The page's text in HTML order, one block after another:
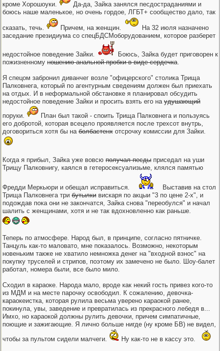
кроме Хорошоуки.
Да-да, Зайка занялся песдостраданиями и
боюсь наше маленькое, но очень гордое, ЛГБТ+ сообщество дало, так
сказать, течь. Причем, на женщин.
На 32 июля назначено
заседание президиума со спецБДСМоборудованием, которое разберет
недостойное поведение Зайки.
Боюсь, Зайка будет приговорен к
пожизненному ношению анальной пробки в виде сердечка.
Я спецом забронил диванчег возле "офицерского" столика Трища
Палковнега, который по агентурным сведениям должен был приехать
на отдых. И в неформальной обстановке я планировал обсудить
недостойное поведение Зайки и просить взять его на удушающий
поруки.
План был такой - споить Трища Палковнега и пользуясь
его добротой, которая всецело проявляется после трехсот внутрь,
договориться хотя бы на болбастенх отсрочку комиссии для Зайки.
Когда я прибыл, Зайка уже вовсю получал песды приседал на уши
Трищу Палковнигу, каялся в гетеросексуализьме, клялся памятью
Фредди Меркьюри и обещал исправиться.
Выставив на стол
Трища Палковнега три бутылки вискаря по акцыи "3 по цене 2-х", и
подождав пока они не закончатся, Зайка снова "переобулся" и начал
шалить с женщинами, хотя и не так вдохновленно как раньше.
Теперь по атмосфере. Народ был, в принципе, согласно пятничке.
Танцуль как-то маловато, мне показалось. Возможно, некоторым
новеньким также не хватило немножка денег на "входной взнос" на
покупку труселей и стрипов, поэтому их замечено не было. Шоу-балет
работал, номера были, все было мило.
Сходил в караоке. Народа мало, вроде как некий гость привез кого-то
из МДМ и на месте парочку освободил. К сожалению, девочка-
караокеистка, которая рулила весьма уверено караокой ранее,
покинула, увы, заведение и превратилась из прекрасного лебедя в...
Имхо, но караокой должны рулить девочки, причем симпатичные,
поющие и зажигающие. Я лично больше нигде (ну кроме БВ) не видел,
чтобы за пультом сидели малчеги.
Ну как-то не в кассу это.